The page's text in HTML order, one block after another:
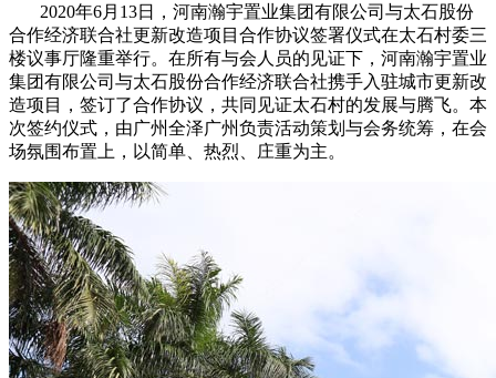
2020年6月13日，河南瀚宇置业集团有限公司与太石股份
合作经济联合社更新改造项目合作协议签署仪式在太石村委三
楼议事厅隆重举行。在所有与会人员的见证下，河南瀚宇置业
集团有限公司与太石股份合作经济联合社携手入驻城市更新改
造项目，签订了合作协议，共同见证太石村的发展与腾飞。本
次签约仪式，由广州全泽广州负责活动策划与会务统筹，在会
场氛围布置上，以简单、热烈、庄重为主。